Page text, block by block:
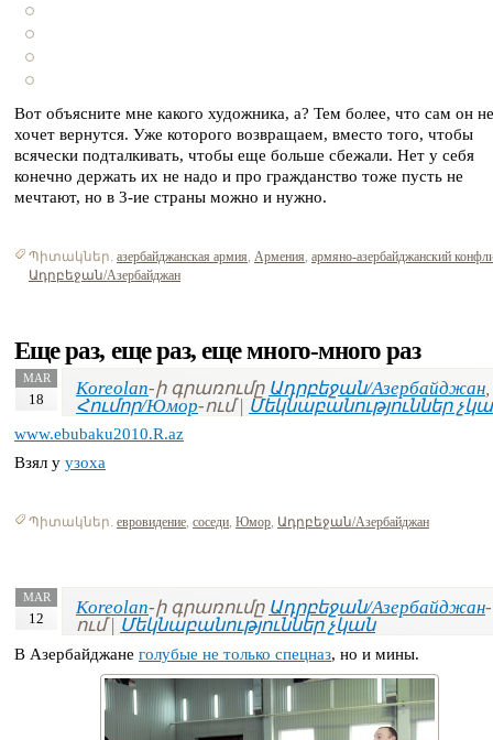
Вот объясните мне какого художника, а? Тем более, что сам он не
хочет вернутся. Уже которого возвращаем, вместо того, чтобы
всячески подталкивать, чтобы еще больше сбежали. Нет у себя
конечно держать их не надо и про гражданство тоже пусть не
мечтают, но в 3-ие страны можно и нужно.
Պիտակներ. азербайджанская армия, Армения, армяно-азербайджанский
Ադրբեջան/Азербайджан
Еще раз, еще раз, еще много-много раз
MAR
18
Koreolan-ի գրառումը Ադրբեջան/Азербайджан
Հումոր/Юмор-ում | Մեկնաբանություններ
www.ebubaku2010.R.az
Взял у узоха
Պիտակներ. евровидение, соседи, Юмор, Ադրբեջան/Азербайджан
MAR
12
Koreolan-ի գրառումը Ադրբեջան/Азербайджан-
ում | Մեկնաբանություններ չկան
В Азербайджане голубые не только спецназ, но и мины.